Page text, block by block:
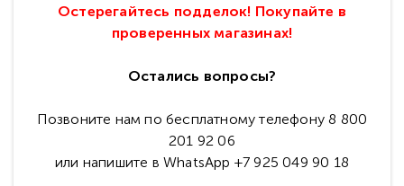
Остерегайтесь подделок! Покупайте в
проверенных магазинах!
Остались вопросы?
Позвоните нам по бесплатному телефону 8 800
201 92 06
или напишите в WhatsApp +7 925 049 90 18